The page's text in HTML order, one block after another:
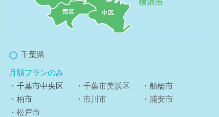
千葉県
月額プランのみ
・千葉市中央区
・千葉市美浜区
・船橋市
・柏市
・市川市
・浦安市
・松戸市